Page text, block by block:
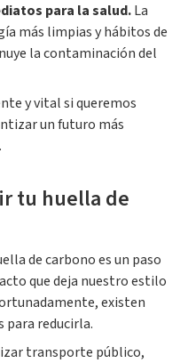
para la salud.La
más limpias y hábitos de
la contaminación del
y vital si queremos
un futuro más
tu huella de
de carbono es un paso
que deja nuestro estilo
existen
para reducirla.
transporte público,